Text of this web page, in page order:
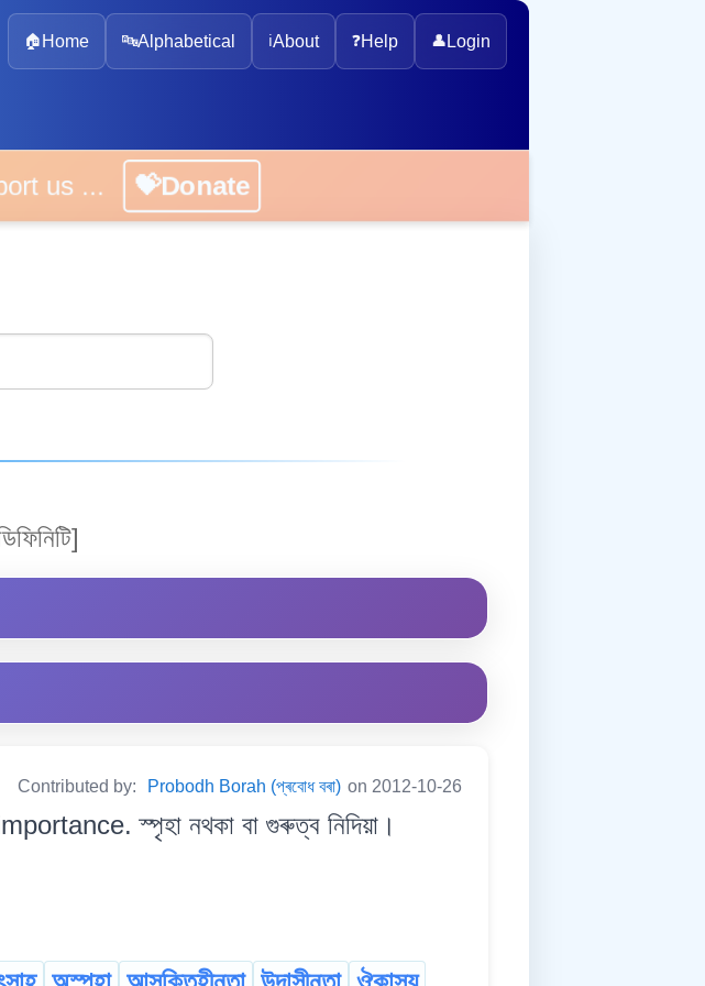
🏠 Home 🔤Alphabetical ℹ️About ❓Help 👤 Login
us ... 💝Donate
Contributed by: Probodh Borah (প্ৰবোধ বৰা) on 2012-10-26
স্পৃহা নথকা বা গুৰুত্ব নিদিয়া।